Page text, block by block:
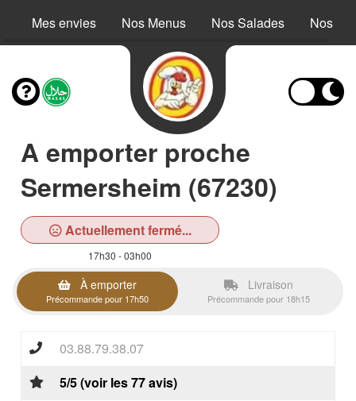
Mes envies Nos Menus Nos Salades Nos
A emporter proche
Sermersheim (67230)
Actuellement fermé...
17h30 - 03h00
À emporter
Précommande pour 17h50
Livraison
Précommande pour 18h15
03.88.79.38.07
5/5 (voir les 77 avis)